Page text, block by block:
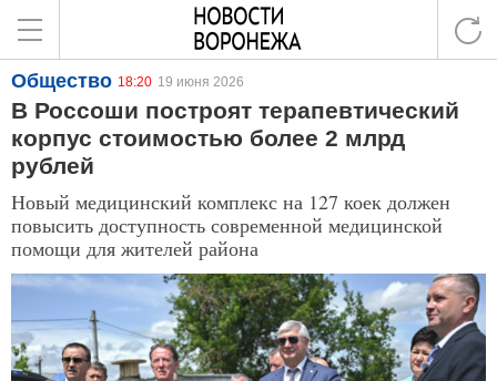
Общество 18:20 19 июня 2026
В Россоши построят терапевтический
корпус стоимостью более 2 млрд
рублей
Новый медицинский комплекс на 127 коек должен
повысить доступность современной медицинской
помощи для жителей района